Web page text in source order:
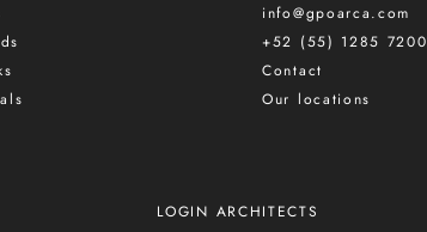
info@gpoarca.com
+52 (55) 1285 7200
Contact
Our locations
LOGIN ARCHITECTS